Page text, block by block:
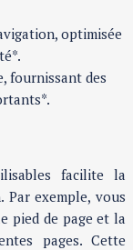
optimisée
fournissant des
facilite la
exemple, vous
pied de page et la
pages. Cette